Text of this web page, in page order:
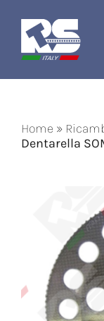
contenuto
Ricambi e
Macchinari
Contatti
Home »
Dentarella